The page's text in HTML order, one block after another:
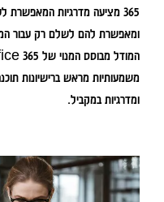
365 מציעה מדרגיות המאפשרת
ומאפשרת להם לשלם רק עבור
משמעותיות מראש ברישיונות
ומדרגיות במקביל.